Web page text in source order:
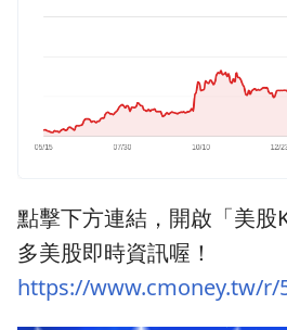
點擊下方連結，開啟「美股
多美股即時資訊喔！
https://www.cmoney.tw/r/